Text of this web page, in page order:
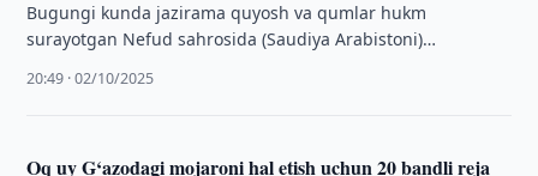
Bugungi kunda jazirama quyosh va qumlar hukm
surayotgan Nefud sahrosida (Saudiya Arabistoni)
kattalikdagi tasvirlarini …
20:49 · 02/10/2025
Oq uy G‘azodagi mojaroni hal etish uchun 20 bandli reja